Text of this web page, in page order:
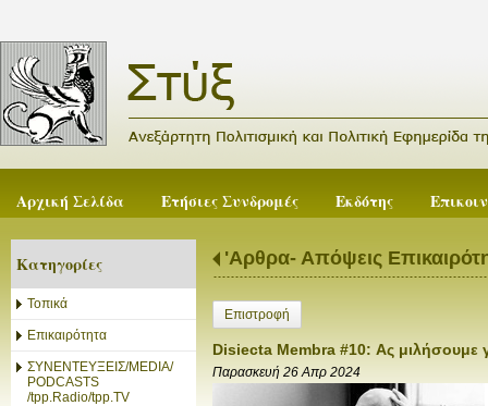
Αρχική Σελίδα Ετήσιες Συνδρομές Εκδότης
Κατηγορίες
Τοπικά
Επικαιρότητα
ΣΥΝΕΝΤΕΥΞΕΙΣ/MEDIA/
PODCASTS
/tpp.Radio/tpp.TV
'Αρθρα- Απόψεις
Επιστροφή
Disiecta Membra #10: Ας μιλήσουμε
Παρασκευή 26 Απρ 2024